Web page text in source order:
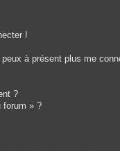
!
à présent plus me
?
forum » ?